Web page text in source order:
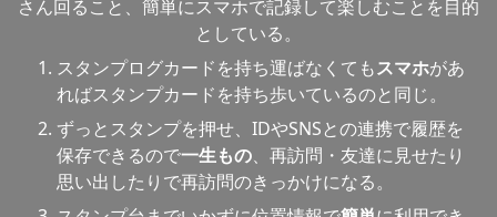
さん回ること、簡単にスマホで記録して楽しむことを目的
としている。
スタンプログカードを持ち運ばなくてもスマホがあ
ればスタンプカードを持ち歩いているのと同じ。
ずっとスタンプを押せ、IDやSNSとの連携で履歴を
保存できるので一生もの、再訪問・友達に見せたり
思い出したりで再訪問のきっかけになる。